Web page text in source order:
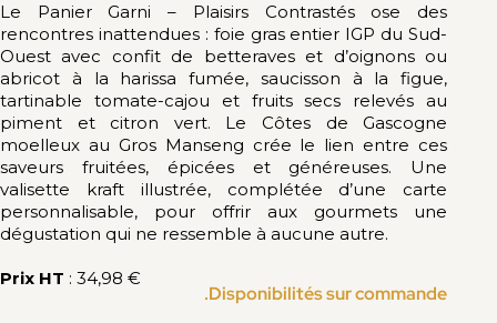
Le Panier Garni – Plaisirs Contrastés ose des
rencontres inattendues : foie gras entier IGP du Sud-
Ouest avec confit de betteraves et d’oignons ou
abricot à la harissa fumée, saucisson à la figue,
tartinable tomate-cajou et fruits secs relevés au
piment et citron vert. Le Côtes de Gascogne
moelleux au Gros Manseng crée le lien entre ces
saveurs fruitées, épicées et généreuses. Une
valisette kraft illustrée, complétée d’une carte
personnalisable, pour offrir aux gourmets une
dégustation qui ne ressemble à aucune autre.
Prix HT : 34,98 €
.Disponibilités sur commande